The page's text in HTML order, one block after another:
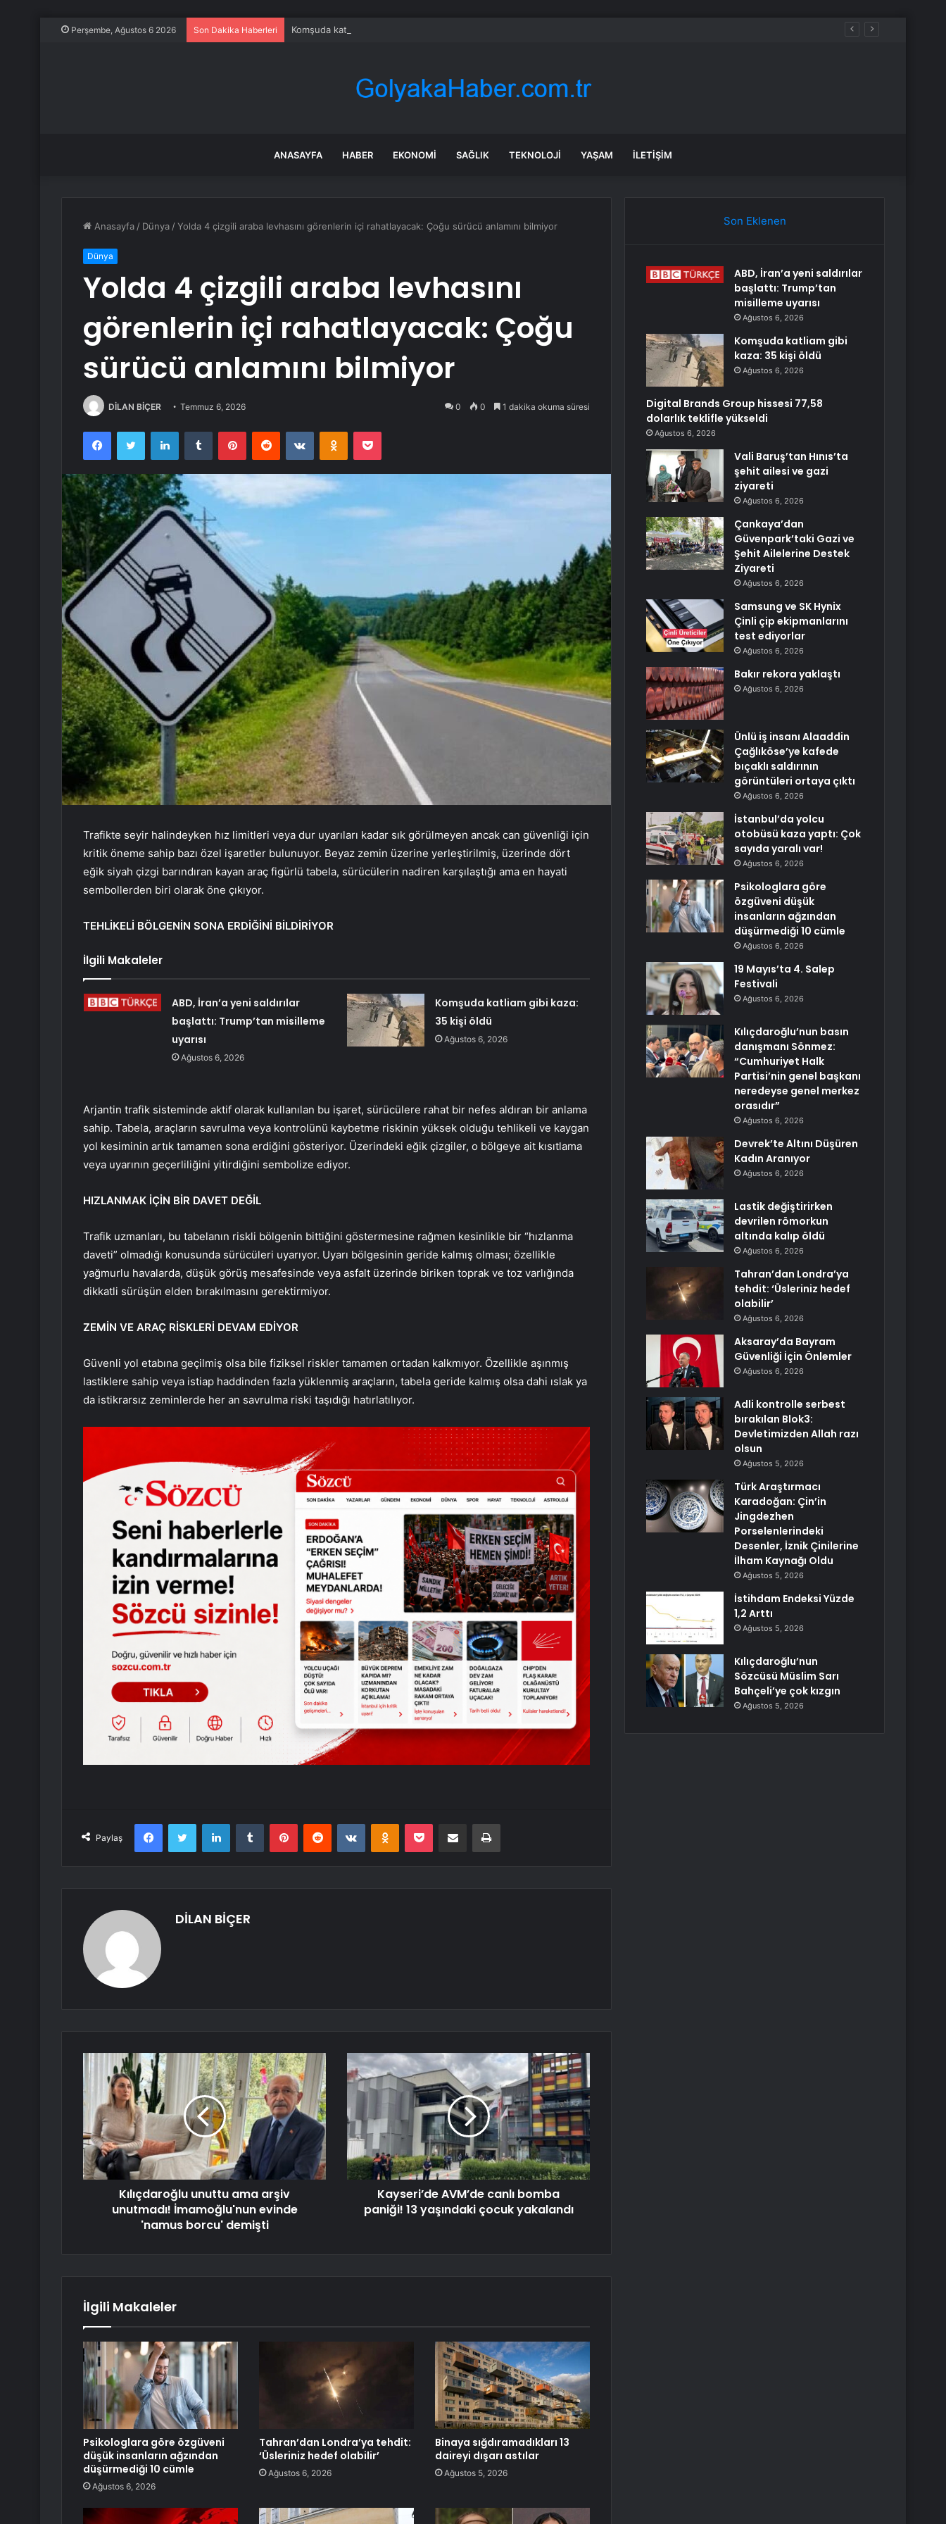
Perşembe, Ağustos 6 2026 Son Dakika Haberleri Komşuda katliam gibi kaza: 35 kişi öldü
ANASAYFA HABER EKONOMI SAĞLIK TEKNOLOJI YAŞAM İLETIŞIM
Anasayfa / Dünya /Yolda 4 çizgili araba levhasını görenlerin içi rahatlayacak: Çoğu sürücü anlamını bilmiyor
Dünya
Yolda 4 çizgili araba levhasını
görenlerin içi rahatlayacak: Çoğu
sürücü anlamını bilmiyor
DİLAN BİÇER Temmuz 6, 2026 0 0 1 dakika okuma süresi
FacebookTwitter LinkedInTumblr PinterestReddit VKontakteOdnoklassniki
Pocket
Trafikte seyir halindeyken hız limitleri veya dur uyarıları kadar sık görülmeyen ancak can güvenliği için
kritik öneme sahip bazı özel işaretler bulunuyor. Beyaz zemin üzerine yerleştirilmiş, üzerinde dört
eğik siyah çizgi barındıran kayan araç figürlü tabela, sürücülerin nadiren karşılaştığı ama en hayati
sembollerden biri olarak öne çıkıyor.
TEHLİKELİ BÖLGENİN SONA ERDİĞİNİ BİLDİRİYOR
İlgili Makaleler
ABD, İran’a yeni saldırılar
başlattı: Trump’tan misilleme
uyarısı
Ağustos 6, 2026
Komşuda katliam gibi kaza:
35 kişi öldü
Ağustos 6, 2026
Arjantin trafik sisteminde aktif olarak kullanılan bu işaret, sürücülere rahat bir nefes aldıran bir anlama
sahip. Tabela, araçların savrulma veya kontrolünü kaybetme riskinin yüksek olduğu tehlikeli ve kaygan
yol kesiminin artık tamamen sona erdiğini gösteriyor. Üzerindeki eğik çizgiler, o bölgeye ait kısıtlama
veya uyarının geçerliliğini yitirdiğini sembolize ediyor.
HIZLANMAK İÇİN BİR DAVET DEĞİL
Trafik uzmanları, bu tabelanın riskli bölgenin bittiğini göstermesine rağmen kesinlikle bir “hızlanma
daveti” olmadığı konusunda sürücüleri uyarıyor. Uyarı bölgesinin geride kalmış olması; özellikle
yağmurlu havalarda, düşük görüş mesafesinde veya asfalt üzerinde biriken toprak ve toz varlığında
dikkatli sürüşün elden bırakılmasını gerektirmiyor.
ZEMİN VE ARAÇ RİSKLERİ DEVAM EDİYOR
Güvenli yol etabına geçilmiş olsa bile fiziksel riskler tamamen ortadan kalkmıyor. Özellikle aşınmış
lastiklere sahip veya istiap haddinden fazla yüklenmiş araçların, tabela geride kalmış olsa dahi ıslak ya
da istikrarsız zeminlerde her an savrulma riski taşıdığı hatırlatılıyor.
Paylaş
FacebookTwitter LinkedInTumblr PinterestReddit VKontakteOdnoklassniki
Pocket E-Posta ile paylaş Yazdır
DİLAN BİÇER
Kılıçdaroğlu unuttu ama arşiv
unutmadı! İmamoğlu'nun evinde
'namus borcu' demişti
Kayseri’de AVM’de canlı bomba
paniği! 13 yaşındaki çocuk yakalandı
İlgili Makaleler
Psikologlara göre özgüveni
düşük insanların ağzından
düşürmediği 10 cümle
Ağustos 6, 2026
Tahran’dan Londra’ya tehdit:
‘Üsleriniz hedef olabilir’
Ağustos 6, 2026
Binaya sığdıramadıkları 13
daireyi dışarı astılar
Ağustos 5, 2026
Son Eklenen
ABD, İran’a yeni saldırılar
başlattı: Trump’tan
misilleme uyarısı
Ağustos 6, 2026
Komşuda katliam gibi
kaza: 35 kişi öldü
Ağustos 6, 2026
Digital Brands Group hissesi 77,58
dolarlık teklifle yükseldi
Ağustos 6, 2026
Vali Baruş’tan Hınıs’ta
şehit ailesi ve gazi
ziyareti
Ağustos 6, 2026
Çankaya’dan
Güvenpark’taki Gazi ve
Şehit Ailelerine Destek
Ziyareti
Ağustos 6, 2026
Samsung ve SK Hynix
Çinli çip ekipmanlarını
test ediyorlar
Ağustos 6, 2026
Bakır rekora yaklaştı
Ağustos 6, 2026
Ünlü iş insanı Alaaddin
Çağlıköse’ye kafede
bıçaklı saldırının
görüntüleri ortaya çıktı
Ağustos 6, 2026
İstanbul’da yolcu
otobüsü kaza yaptı: Çok
sayıda yaralı var!
Ağustos 6, 2026
Psikologlara göre
özgüveni düşük
insanların ağzından
düşürmediği 10 cümle
Ağustos 6, 2026
19 Mayıs’ta 4. Salep
Festivali
Ağustos 6, 2026
Kılıçdaroğlu’nun basın
danışmanı Sönmez:
“Cumhuriyet Halk
Partisi’nin genel başkanı
neredeyse genel merkez
orasıdır”
Ağustos 6, 2026
Devrek’te Altını Düşüren
Kadın Aranıyor
Ağustos 6, 2026
Lastik değiştirirken
devrilen römorkun
altında kalıp öldü
Ağustos 6, 2026
Tahran’dan Londra’ya
tehdit: ‘Üsleriniz hedef
olabilir’
Ağustos 6, 2026
Aksaray’da Bayram
Güvenliği İçin Önlemler
Ağustos 6, 2026
Adli kontrolle serbest
bırakılan Blok3:
Devletimizden Allah razı
olsun
Ağustos 5, 2026
Türk Araştırmacı
Karadoğan: Çin’in
Jingdezhen
Porselenlerindeki
Desenler, İznik Çinilerine
İlham Kaynağı Oldu
Ağustos 5, 2026
İstihdam Endeksi Yüzde
1,2 Arttı
Ağustos 5, 2026
Kılıçdaroğlu’nun
Sözcüsü Müslim Sarı
Bahçeli’ye çok kızgın
Ağustos 5, 2026